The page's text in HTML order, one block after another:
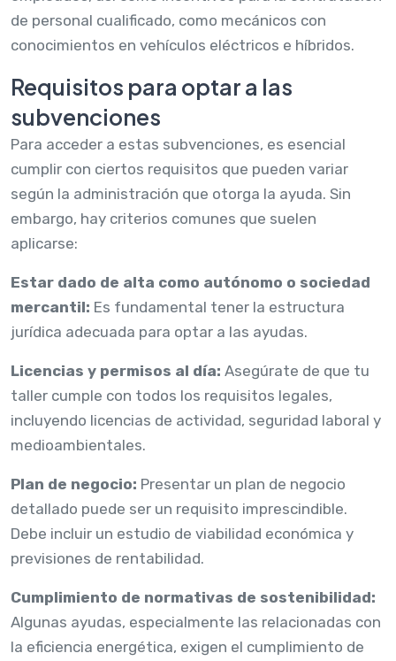
de personal cualificado, como mecánicos con
conocimientos en vehículos eléctricos e híbridos.
Requisitos para optar a las
subvenciones
Para acceder a estas subvenciones, es esencial
cumplir con ciertos requisitos que pueden variar
según la administración que otorga la ayuda. Sin
embargo, hay criterios comunes que suelen
aplicarse:
Estar dado de alta como autónomo o sociedad
mercantil: Es fundamental tener la estructura
jurídica adecuada para optar a las ayudas.
Licencias y permisos al día: Asegúrate de que tu
taller cumple con todos los requisitos legales,
incluyendo licencias de actividad, seguridad laboral y
medioambientales.
Plan de negocio: Presentar un plan de negocio
detallado puede ser un requisito imprescindible.
Debe incluir un estudio de viabilidad económica y
previsiones de rentabilidad.
Cumplimiento de normativas de sostenibilidad:
Algunas ayudas, especialmente las relacionadas con
la eficiencia energética, exigen el cumplimiento de